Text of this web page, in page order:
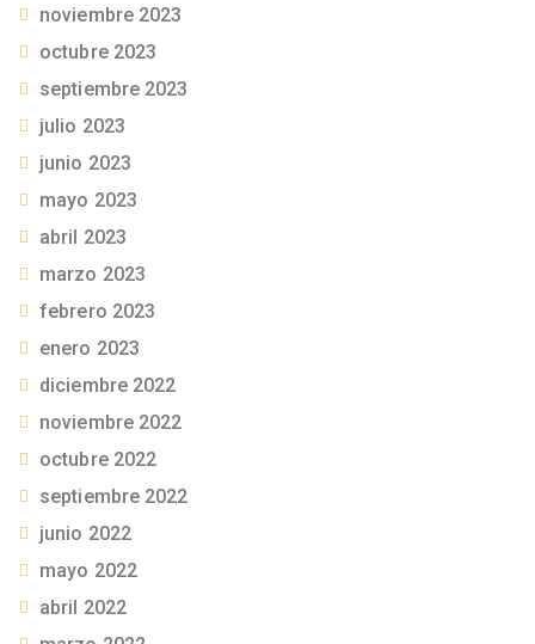
noviembre 2023
octubre 2023
septiembre 2023
julio 2023
junio 2023
mayo 2023
abril 2023
marzo 2023
febrero 2023
enero 2023
diciembre 2022
noviembre 2022
octubre 2022
septiembre 2022
junio 2022
mayo 2022
abril 2022